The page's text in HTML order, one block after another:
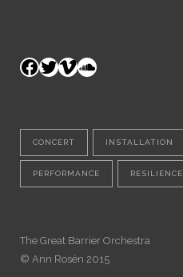
Facebook
Twitter
Vimeo
SoundCloud
CONCERT INSTALLATION
PERFORMANCE RESILIENCE
The Great Barrier Orchestra
© Ann Rosén 2015